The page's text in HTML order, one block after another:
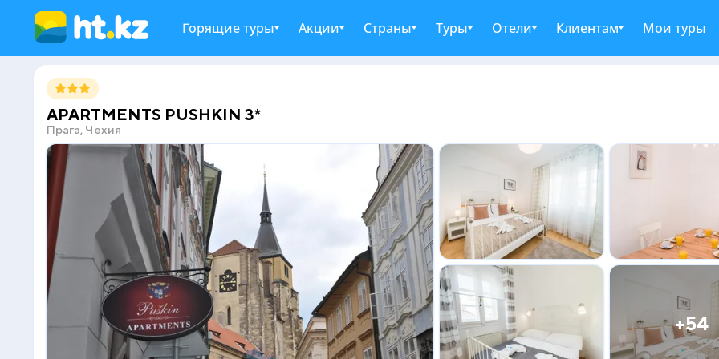
Горящие туры Акции Страны Туры Отели Клиентам Мои туры
APARTMENTS PUSHKIN 3*
Прага, Чехия
+54